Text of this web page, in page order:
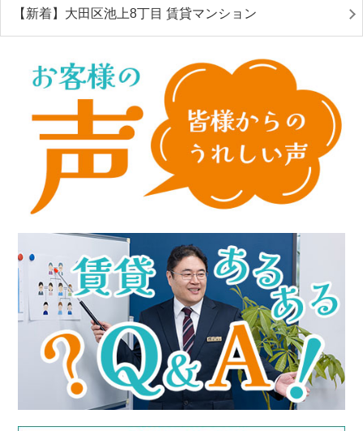
【新着】大田区池上8丁目 賃貸マンション